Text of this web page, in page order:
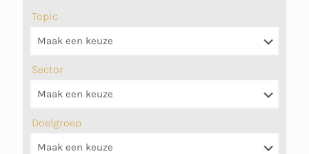
Topic
Sector
Doelgroep